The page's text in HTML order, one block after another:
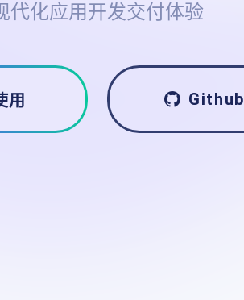
代化应用开发交付体验
用 Github